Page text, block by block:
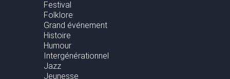
Festival
Folklore
Grand événement
Histoire
Humour
Intergénérationnel
Jazz
Jeunesse